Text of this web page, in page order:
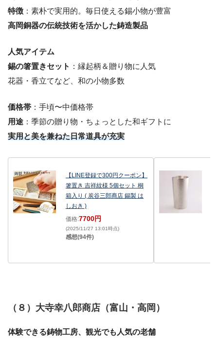
特徴 ：素朴で実用的。毎日使える錫小物が豊富
高岡銅器の伝統技術を活かした鋳造製品
人気アイテム
錫の箸置きセット ：縁起柄＆贈り物に人気
花器・香立てなど、和の小物多数
価格帯 ：手頃〜中価格帯
用途 ：季節の贈り物・ちょっとした和ギフトに
実用と美を兼ねた日常道具が充実
【LINE登録で300円クーポン】
箸置き 吉祥紋様 5個セット 桐
箱入り ( 炭谷三郎商店 錫製 は
しおき )
価格:7700円
(2025/11/27 13:01時点)
感想(94件)
（８）大寺幸八郎商店（富山・高岡）
体験できる鋳物工房、観光でも人気の老舗